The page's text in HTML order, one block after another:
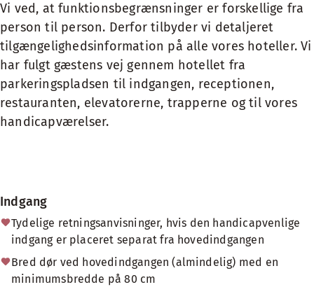
Vi ved, at funktionsbegrænsninger er forskellige fra
person til person. Derfor tilbyder vi detaljeret
tilgængelighedsinformation på alle vores hoteller. Vi
har fulgt gæstens vej gennem hotellet fra
parkeringspladsen til indgangen, receptionen,
restauranten, elevatorerne, trapperne og til vores
handicapværelser.
Indgang
Tydelige retningsanvisninger, hvis den handicapvenlige
indgang er placeret separat fra hovedindgangen
Bred dør ved hovedindgangen (almindelig) med en
minimumsbredde på 80 cm